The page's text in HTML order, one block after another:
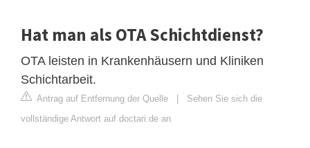
Hat man als OTA Schichtdienst?
OTA leisten in Krankenhäusern und Kliniken
Schichtarbeit.
Antrag auf Entfernung der Quelle | Sehen Sie sich die
vollständige Antwort auf doctari.de an